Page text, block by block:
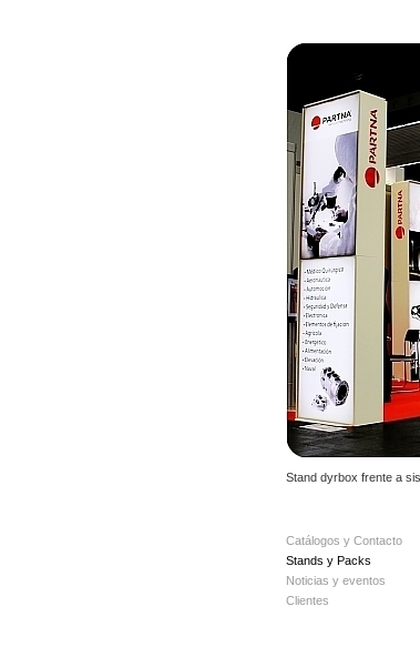
Stand dyrbox frente a
Catálogos y Contacto
Stands y Packs
Noticias y eventos
Clientes